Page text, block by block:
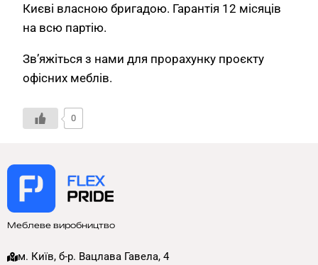
Києві власною бригадою. Гарантія 12 місяців
на всю партію.
Зв’яжіться з нами для прорахунку проєкту
офісних меблів.
0
Меблеве виробництво
м. Київ, б-р. Вацлава Гавела, 4